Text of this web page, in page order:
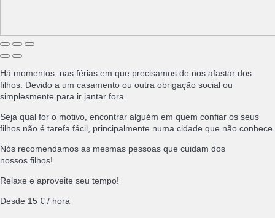
Há momentos, nas férias em que precisamos de nos afastar dos
filhos. Devido a um casamento ou outra obrigação social ou
simplesmente para ir jantar fora.
Seja qual for o motivo, encontrar alguém em quem confiar os seus
filhos não é tarefa fácil, principalmente numa cidade que não conhece.
Nós recomendamos as mesmas pessoas que cuidam dos
nossos filhos!
Relaxe e aproveite seu tempo!
Desde 15 € / hora